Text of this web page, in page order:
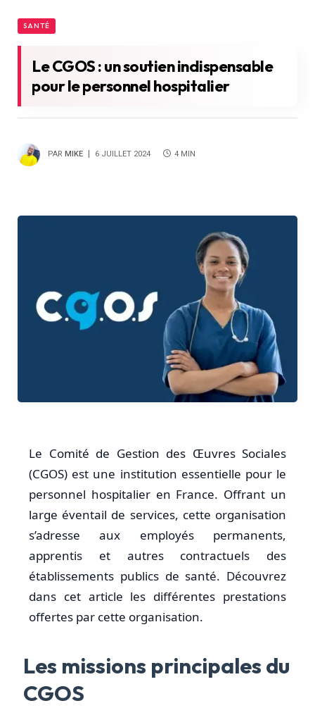
SANTÉ
Le CGOS : un soutien indispensable
pour le personnel hospitalier
PAR MIKE 6 JUILLET 2024 4 MIN
Le Comité de Gestion des Œuvres Sociales
(CGOS) est une institution essentielle pour le
personnel hospitalier en France. Offrant un
large éventail de services, cette organisation
s’adresse aux employés permanents,
apprentis et autres contractuels des
établissements publics de santé. Découvrez
dans cet article les différentes prestations
offertes par cette organisation.
Les missions principales du
CGOS